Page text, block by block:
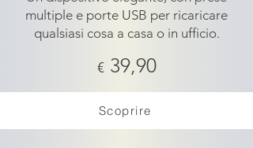
multiple e porte USB per ricaricare
qualsiasi cosa a casa o in ufficio.
€ 39,90
Scoprire